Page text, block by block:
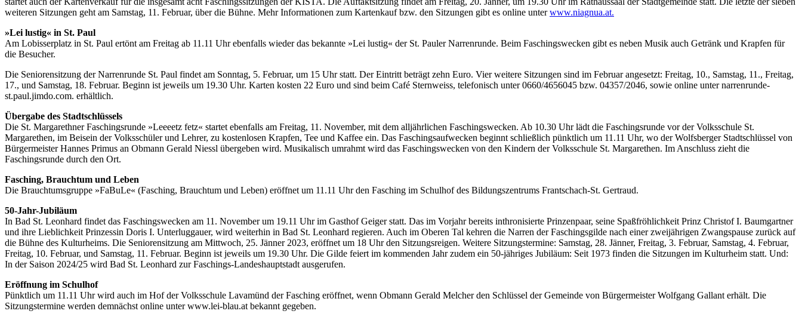
weiteren Sitzungen geht am Samstag, 11. Februar, über die Bühne. Mehr Informationen zum Kartenkauf bzw. den Sitzungen gibt es online unterwww.niagnua.at.
»Lei lustig« in St. Paul
Am Lobisserplatz in St. Paul ertönt am Freitag ab 11.11 Uhr ebenfalls wieder das bekannte »Lei lustig« der St. Pauler Narrenrunde. Beim Faschingswecken gibt es neben Musik auch Getränk und Krapfen für
die Besucher.
Die Seniorensitzung der Narrenrunde St. Paul findet am Sonntag, 5. Februar, um 15 Uhr statt. Der Eintritt beträgt zehn Euro. Vier weitere Sitzungen sind im Februar angesetzt: Freitag, 10., Samstag, 11., Freitag,
17., und Samstag, 18. Februar. Beginn ist jeweils um 19.30 Uhr. Karten kosten 22 Euro und sind beim Café Sternweiss, telefonisch unter 0660/4656045 bzw. 04357/2046, sowie online unter narrenrunde-
st.paul.jimdo.com. erhältlich.
Übergabe des Stadtschlüssels
Die St. Margarethner Faschingsrunde »Leeeetz fetz« startet ebenfalls am Freitag, 11. November, mit dem alljährlichen Faschingswecken. Ab 10.30 Uhr lädt die Faschingsrunde vor der Volksschule St.
Margarethen, im Beisein der Volksschüler und Lehrer, zu kostenlosen Krapfen, Tee und Kaffee ein. Das Faschingsaufwecken beginnt schließlich pünktlich um 11.11 Uhr, wo der Wolfsberger Stadtschlüssel von
Bürgermeister Hannes Primus an Obmann Gerald Niessl übergeben wird. Musikalisch umrahmt wird das Faschingswecken von den Kindern der Volksschule St. Margarethen. Im Anschluss zieht die
Faschingsrunde durch den Ort.
Fasching, Brauchtum und Leben
Die Brauchtumsgruppe »FaBuLe« (Fasching, Brauchtum und Leben) eröffnet um 11.11 Uhr den Fasching im Schulhof des Bildungszentrums Frantschach-St. Gertraud.
50-Jahr-Jubiläum
In Bad St. Leonhard findet das Faschingswecken am 11. November um 19.11 Uhr im Gasthof Geiger statt. Das im Vorjahr bereits inthronisierte Prinzenpaar, seine Spaßfröhlichkeit Prinz Christof I. Baumgartner
und ihre Lieblichkeit Prinzessin Doris I. Unterluggauer, wird weiterhin in Bad St. Leonhard regieren. Auch im Oberen Tal kehren die Narren der Faschingsgilde nach einer zweijährigen Zwangspause zurück auf
die Bühne des Kulturheims. Die Seniorensitzung am Mittwoch, 25. Jänner 2023, eröffnet um 18 Uhr den Sitzungsreigen. Weitere Sitzungstermine: Samstag, 28. Jänner, Freitag, 3. Februar, Samstag, 4. Februar,
Freitag, 10. Februar, und Samstag, 11. Februar. Beginn ist jeweils um 19.30 Uhr. Die Gilde feiert im kommenden Jahr zudem ein 50-jähriges Jubiläum: Seit 1973 finden die Sitzungen im Kulturheim statt. Und:
In der Saison 2024/25 wird Bad St. Leonhard zur Faschings-Landeshauptstadt ausgerufen.
Eröffnung im Schulhof
Pünktlich um 11.11 Uhr wird auch im Hof der Volksschule Lavamünd der Fasching eröffnet, wenn Obmann Gerald Melcher den Schlüssel der Gemeinde von Bürgermeister Wolfgang Gallant erhält. Die
Sitzungstermine werden demnächst online unter www.lei-blau.at bekannt gegeben.